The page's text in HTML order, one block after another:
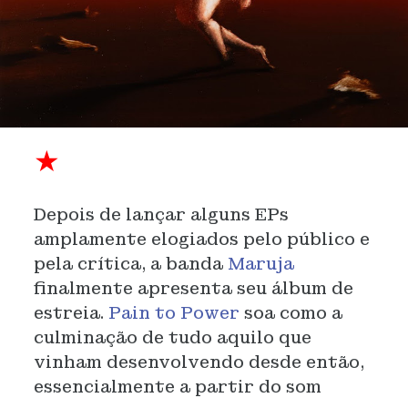
★
Depois de lançar alguns EPs
amplamente elogiados pelo público e
pela crítica, a banda Maruja
finalmente apresenta seu álbum de
estreia. Pain to Power soa como a
culminação de tudo aquilo que
vinham desenvolvendo desde então,
essencialmente a partir do som